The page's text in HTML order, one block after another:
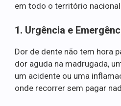
em todo o território nacional
1. Urgência e
Dor de dente não tem hora
dor aguda na madrugada,
um acidente ou uma
onde recorrer sem pagar